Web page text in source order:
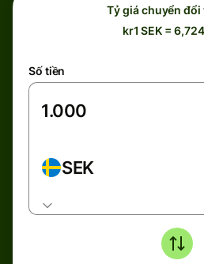
Tỷ giá chuyển
kr1 SEK =
Số tiền
SEK